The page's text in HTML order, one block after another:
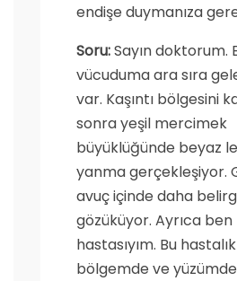
endişe duymanıza
Soru:Sayın doktorum.
vücuduma ara sıra
var. Kaşıntı bölgesini
sonra yeşil mercimek
büyüklüğünde beyaz
yanma gerçekleşiyor.
avuç içinde daha
gözüküyor. Ayrıca
hastasıyım. Bu
bölgemde ve